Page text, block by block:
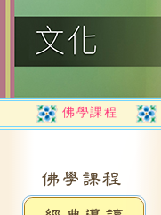
佛學課程